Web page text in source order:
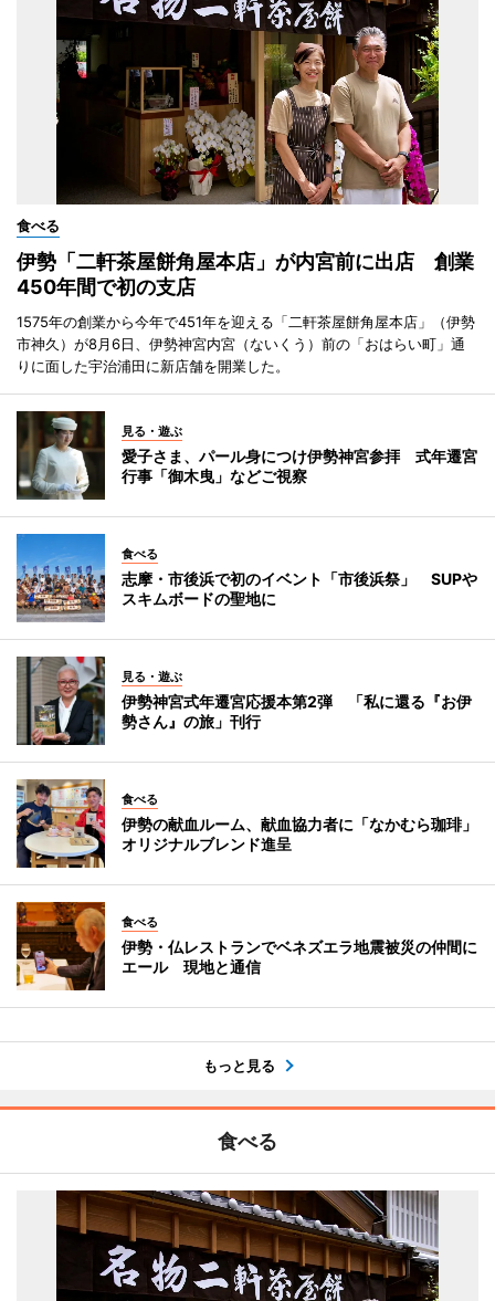
食べる
伊勢「二軒茶屋餅角屋本店」が内宮前に出店 創業
450年間で初の支店
1575年の創業から今年で451年を迎える「二軒茶屋餅角屋本店」（伊勢
市神久）が8月6日、伊勢神宮内宮（ないくう）前の「おはらい町」通
りに面した宇治浦田に新店舗を開業した。
見る・遊ぶ
愛子さま、パール身につけ伊勢神宮参拝 式年遷宮
行事「御木曳」などご視察
食べる
志摩・市後浜で初のイベント「市後浜祭」 SUPや
スキムボードの聖地に
見る・遊ぶ
伊勢神宮式年遷宮応援本第2弾 「私に還る『お伊
勢さん』の旅」刊行
食べる
伊勢の献血ルーム、献血協力者に「なかむら珈琲」
オリジナルブレンド進呈
食べる
伊勢・仏レストランでベネズエラ地震被災の仲間に
エール 現地と通信
もっと見る
食べる